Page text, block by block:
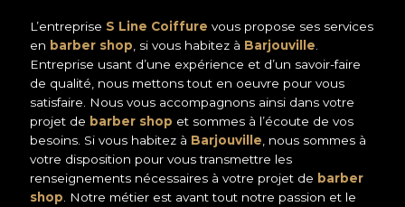
L’entreprise S Line Coiffure vous propose ses services
en barber shop , si vous habitez à Barjouville
Entreprise usant d’une expérience et d’un savoir-faire
de qualité, nous mettons tout en oeuvre pour vous
satisfaire. Nous vous accompagnons ainsi dans votre
projet de barber shop et sommes à l’écoute de vos
besoins. Si vous habitez à Barjouville , nous sommes à
votre disposition pour vous transmettre les
renseignements nécessaires à votre projet de barber
shop . Notre métier est avant tout notre passion et le